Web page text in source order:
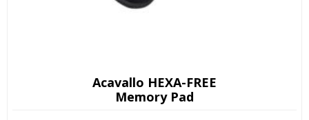
Acavallo HEXA-FREE
Memory Pad